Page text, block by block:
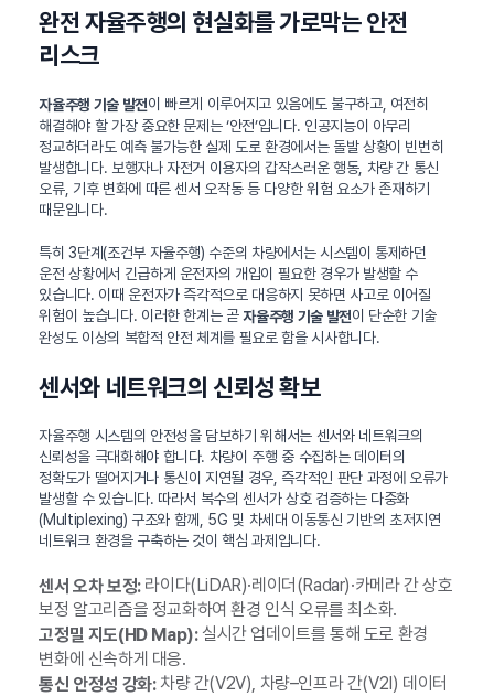
완전 자율주행의 현실화를 가로막는 안전
리스크
자율주행 기술 발전이 빠르게 이루어지고 있음에도 불구하고, 여전히
해결해야 할 가장 중요한 문제는 ‘안전’입니다. 인공지능이 아무리
정교하더라도 예측 불가능한 실제 도로 환경에서는 돌발 상황이 빈번히
발생합니다. 보행자나 자전거 이용자의 갑작스러운 행동, 차량 간 통신
오류, 기후 변화에 따른 센서 오작동 등 다양한 위험 요소가 존재하기
때문입니다.
특히 3단계(조건부 자율주행) 수준의 차량에서는 시스템이 통제하던
운전 상황에서 긴급하게 운전자의 개입이 필요한 경우가 발생할 수
있습니다. 이때 운전자가 즉각적으로 대응하지 못하면 사고로 이어질
위험이 높습니다. 이러한 한계는 곧자율주행 기술 발전이 단순한 기술
완성도 이상의 복합적 안전 체계를 필요로 함을 시사합니다.
센서와 네트워크의 신뢰성 확보
자율주행 시스템의 안전성을 담보하기 위해서는 센서와 네트워크의
신뢰성을 극대화해야 합니다. 차량이 주행 중 수집하는 데이터의
정확도가 떨어지거나 통신이 지연될 경우, 즉각적인 판단 과정에 오류가
발생할 수 있습니다. 따라서 복수의 센서가 상호 검증하는 다중화
(Multiplexing) 구조와 함께, 5G 및 차세대 이동통신 기반의 초저지연
네트워크 환경을 구축하는 것이 핵심 과제입니다.
센서 오차 보정:라이다(LiDAR)·레이더(Radar)·카메라 간 상호
보정 알고리즘을 정교화하여 환경 인식 오류를 최소화.
고정밀 지도(HD Map):실시간 업데이트를 통해 도로 환경
변화에 신속하게 대응.
통신 안정성 강화:차량 간(V2V), 차량–인프라 간(V2I) 데이터